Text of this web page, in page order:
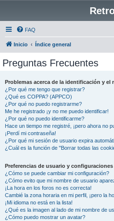
FAQ
Inicio Índice general
Preguntas Frecuentes
Problemas acerca de la identificación y el
¿Por qué me tengo que registrar?
¿Qué es COPPA? (APPCO)
¿Por qué no puedo registrarme?
Me he registrado ¡y no me puedo identificar!
¿Por qué no puedo identificarme?
Hace un tiempo me registré, ¡pero ahora no
¡Perdí mi contraseña!
¿Por qué mi sesión de usuario expira
¿Cuál es la función de "Borrar todas las
Preferencias de usuario y configuraciones
¿Cómo se puede cambiar mi configuración?
¿Cómo evito que mi nombre de usuario
¡La hora en los foros no es correcta!
Cambié la zona horaria en mi perfil, ¡pero la
¡Mi idioma no está en la lista!
¿Qué es la imagen al lado de mi nombre de
¿Cómo puedo mostrar un avatar?